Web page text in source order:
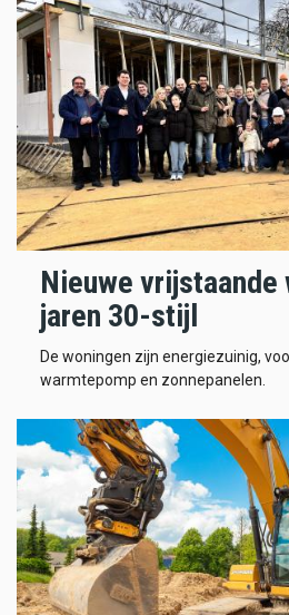
Nieuwe vrijstaande
jaren 30-stijl
De woningen zijn energiezuinig,
warmtepomp en zonnepanelen.